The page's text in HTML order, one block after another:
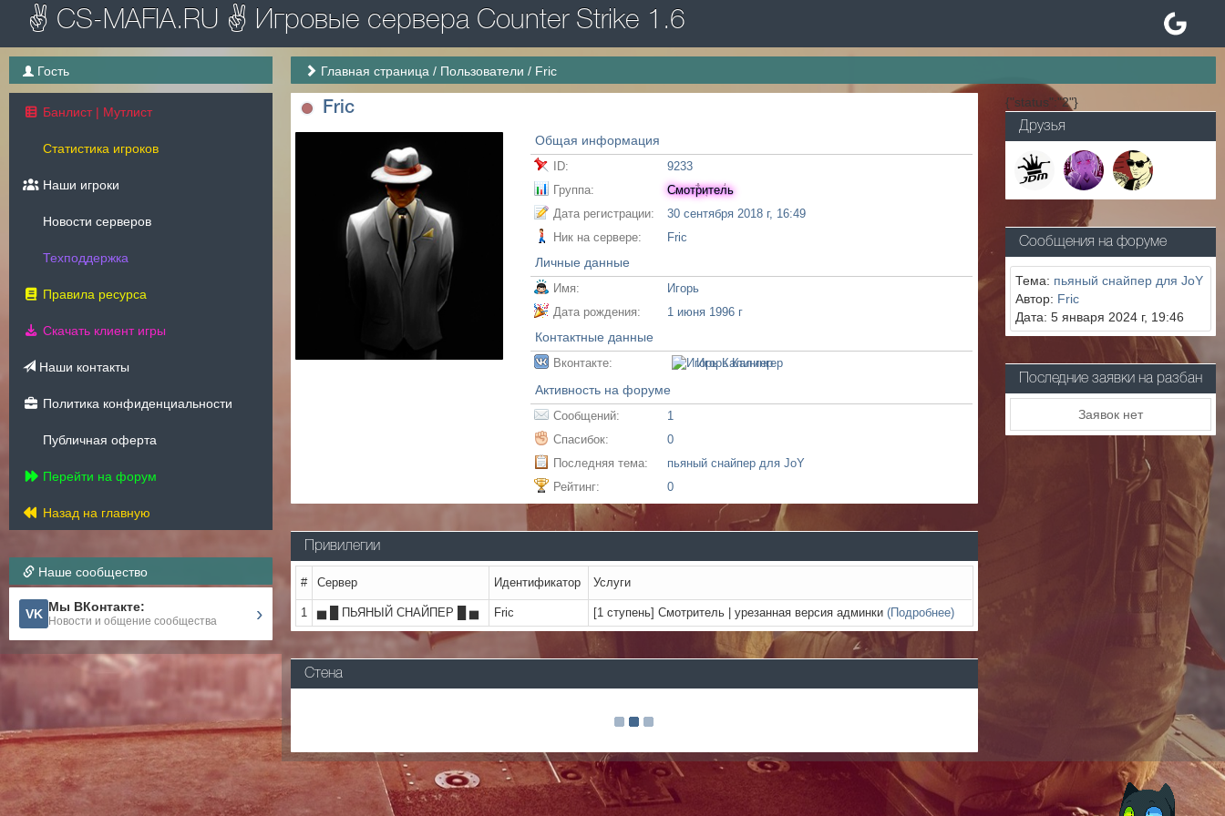
✌ CS-MAFIA.RU ✌ Игровые сервера Counter Strike 1.6
Гость
Банлист | Мутлист
Статистика игроков
Наши игроки
Новости серверов
Техподдержка
Правила ресурса
Скачать клиент игры
Наши контакты
Политика конфиденциальности
Публичная оферта
Перейти на форум
Назад на главную
Наше сообщество
VK Мы ВКонтакте:
Новости и общение сообщества ›
Главная страница / Пользователи / Fric
Fric
Общая информация
ID:
9233
Группа:
Смотритель
Дата регистрации:
30 сентября 2018 г, 16:49
Ник на сервере:
Fric
Личные данные
Имя:
Игорь
Дата рождения:
1 июня 1996 г
Контактные данные
Вконтакте: Игорь Калингер
Активность на форуме
Сообщений:
1
Спасибок:
0
Последняя тема:
пьяный снайпер для JoY
Рейтинг:
0
Привилегии
# Сервер Идентификатор Услуги
1 ▅ █ ПЬЯНЫЙ СНАЙПЕР █ ▅ Fric [1 ступень] Смотритель | урезанная версия админки(Подробнее)
Стена
{"status":"2"}
Друзья
Сообщения на форуме
Тема: пьяный снайпер для JoY
Автор: Fric
Дата: 5 января 2024 г, 19:46
Последние заявки на разбан
Заявок нет